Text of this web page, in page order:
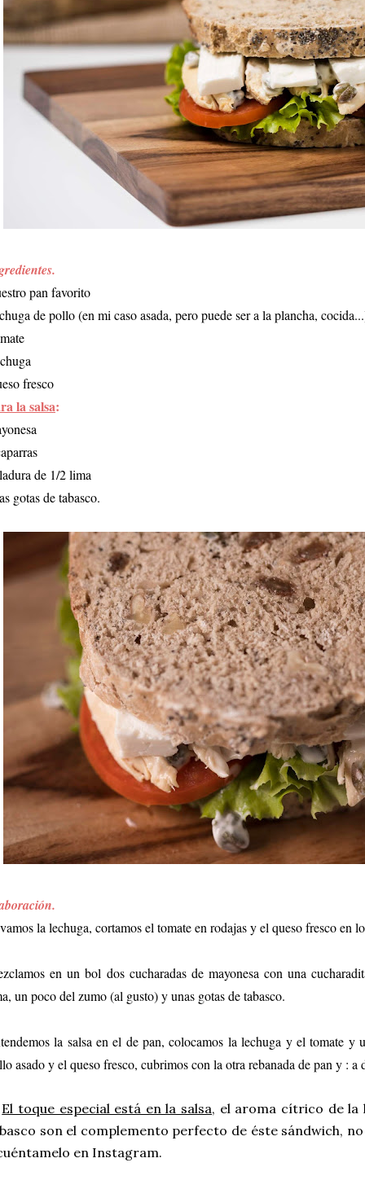
pan favorito
de pollo (en mi caso asada, pero puede ser a la plancha,
fresco
la salsa:
de 1/2 lima
gotas de tabasco.
la lechuga, cortamos el tomate en rodajas y el queso fresco en
en un bol dos cucharadas de mayonesa con una
un poco del zumo (al gusto) y unas gotas de tabasco.
la salsa en el de pan, colocamos la lechuga y el tomate y
asado y el queso fresco, cubrimos con la otra rebanada de pan y : a
El toque especial está en la salsa, el aroma cítrico de la
son el complemento perfecto de éste sándwich,
en Instagram.